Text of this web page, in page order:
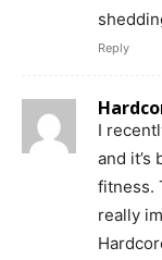
Reply
I
and it’s
fitness.
really